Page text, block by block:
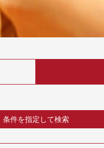
条件を指定して検索